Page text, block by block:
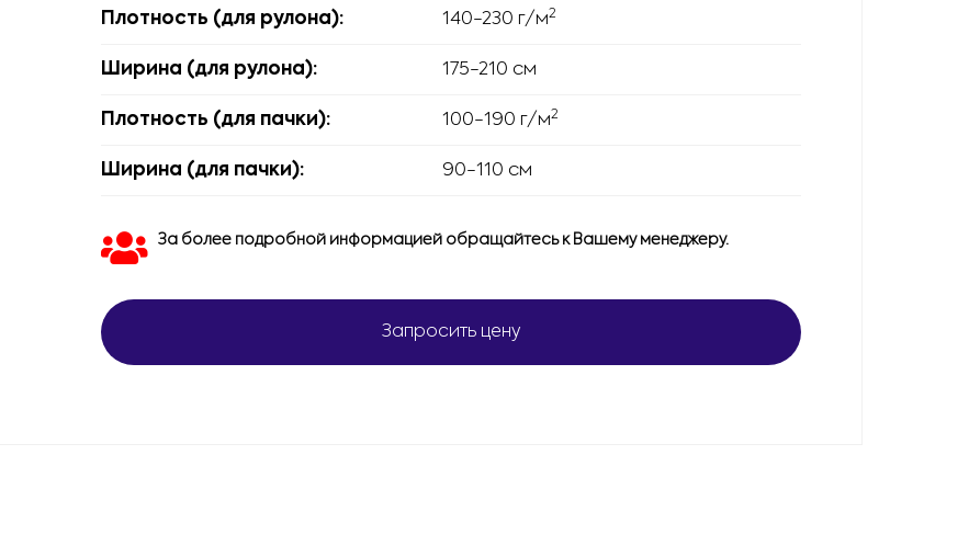
Плотность (для рулона): 140-230 г/м2
Ширина (для рулона): 175-210 см
Плотность (для пачки): 100-190 г/м2
Ширина (для пачки): 90-110 см
За более подробной информацией обращайтесь к Вашему менеджеру.
Запросить цену